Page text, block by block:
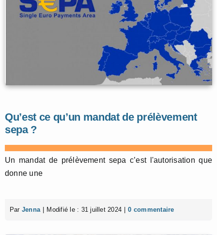
Qu’est ce qu’un mandat de prélèvement
sepa ?
Un mandat de prélèvement sepa c’est l'autorisation que
donne une
Par Jenna Modifié le : 31 juillet 2024 0 commentaire